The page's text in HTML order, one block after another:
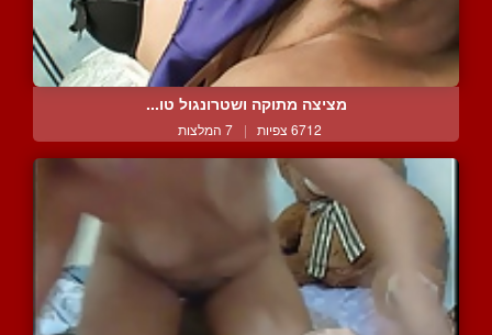
מציצה מתוקה ושטרונגול טו...
6712 צפיות | 7 המלצות